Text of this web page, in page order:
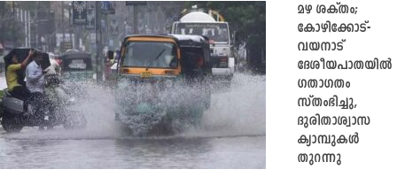
മഴ ശക്തം;
കോഴിക്കോട്-
വയനാട്
ദേശീയപാതയിൽ
ഗതാഗതം
സ്തംഭിച്ചു,
ദുരിതാശ്വാസ
ക്യാമ്പുകൾ
തുറന്നു